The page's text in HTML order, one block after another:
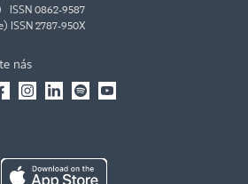
ISSN 0862-9587
ISSN 2787-950X
nás